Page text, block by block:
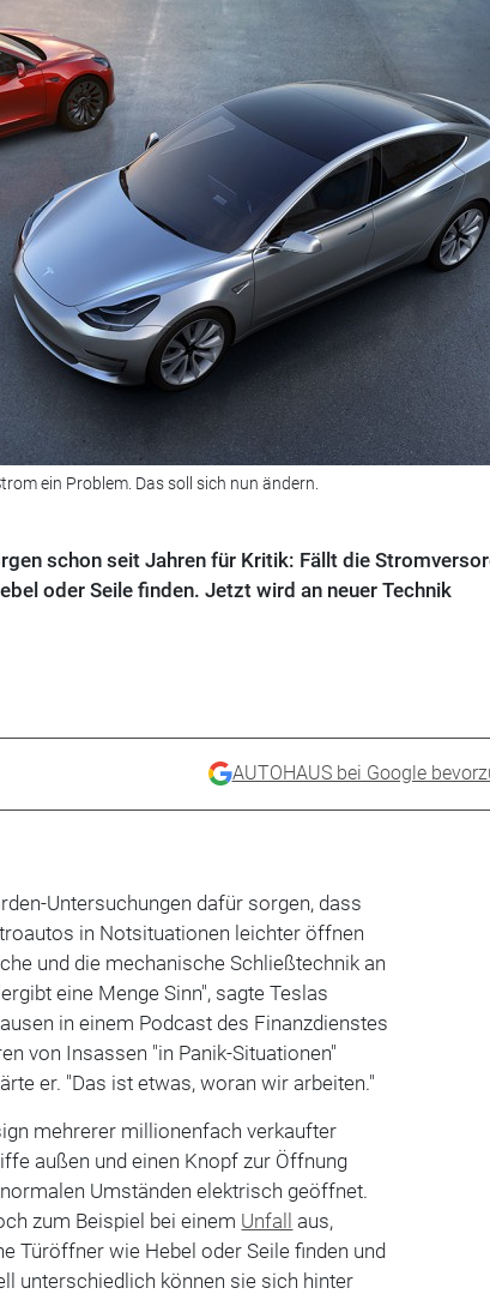
ein Problem. Das soll sich nun ändern.
schon seit Jahren für Kritik: Fällt die
oder Seile finden. Jetzt wird an neuer Technik
AUTOHAUS bei Google
Untersuchungen dafür sorgen, dass
in Notsituationen leichter öffnen
und die mechanische Schließtechnik an
eine Menge Sinn", sagte Teslas
in einem Podcast des Finanzdienstes
von Insassen "in Panik-Situationen"
er. "Das ist etwas, woran wir arbeiten."
mehrerer millionenfach verkaufter
außen und einen Knopf zur Öffnung
Umständen elektrisch geöffnet.
zum Beispiel bei einem Unfall aus,
Türöffner wie Hebel oder Seile finden und
unterschiedlich können sie sich hinter